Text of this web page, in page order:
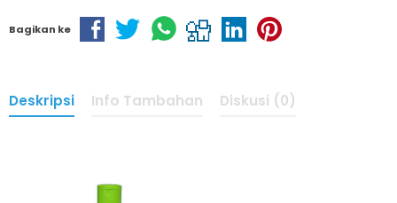
Bagikan ke
Deskripsi Info Tambahan Diskusi (0)